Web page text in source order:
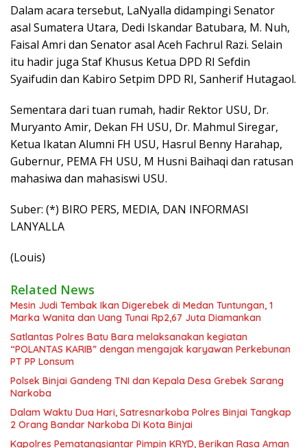
Dalam acara tersebut, LaNyalla didampingi Senator
asal Sumatera Utara, Dedi Iskandar Batubara, M. Nuh,
Faisal Amri dan Senator asal Aceh Fachrul Razi. Selain
itu hadir juga Staf Khusus Ketua DPD RI Sefdin
Syaifudin dan Kabiro Setpim DPD RI, Sanherif Hutagaol.
Sementara dari tuan rumah, hadir Rektor USU, Dr.
Muryanto Amir, Dekan FH USU, Dr. Mahmul Siregar,
Ketua Ikatan Alumni FH USU, Hasrul Benny Harahap,
Gubernur, PEMA FH USU, M Husni Baihaqi dan ratusan
mahasiwa dan mahasiswi USU.
Suber: (*) BIRO PERS, MEDIA, DAN INFORMASI
LANYALLA
(Louis)
Related News
Mesin Judi Tembak Ikan Digerebek di Medan Tuntungan, 1
Marka Wanita dan Uang Tunai Rp2,67 Juta Diamankan
Satlantas Polres Batu Bara melaksanakan kegiatan
“POLANTAS KARIB” dengan mengajak karyawan Perkebunan
PT PP Lonsum
Polsek Binjai Gandeng TNI dan Kepala Desa Grebek Sarang
Narkoba
Dalam Waktu Dua Hari, Satresnarkoba Polres Binjai Tangkap
2 Orang Bandar Narkoba Di Kota Binjai
Kapolres Pematangsiantar Pimpin KRYD, Berikan Rasa Aman